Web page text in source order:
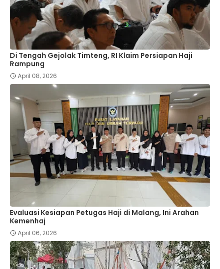
Di Tengah Gejolak Timteng, RI Klaim Persiapan Haji
Rampung
April 08, 2026
Evaluasi Kesiapan Petugas Haji di Malang, Ini Arahan
Kemenhaj
April 06, 2026